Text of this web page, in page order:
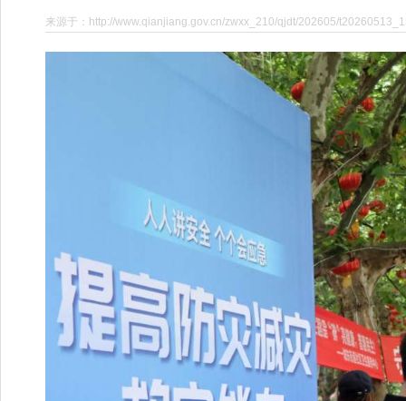
来源于：http://www.qianjiang.gov.cn/zwxx_210/qjdt/202605/